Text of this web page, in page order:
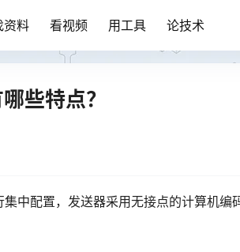
资料 看视频 用工具 论技术
些特点？
中配置，发送器采用无接点的计算机编